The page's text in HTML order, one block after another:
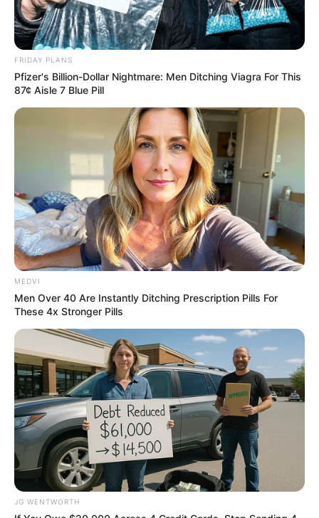
The Most Surprising Things About FIFA World Cup
2026
BRAINBERRIES
Why this ordinary drink is the secret to feeling
your best every day
CTA LOVE
FRIDAY PLANS
Pfizer's Billion-Dollar Nightmare: Men Ditching Viagra For This
87¢ Aisle 7 Blue Pill
MEDVI
Men Over 40 Are Instantly Ditching Prescription Pills For
These 4x Stronger Pills
JG WENTWORTH